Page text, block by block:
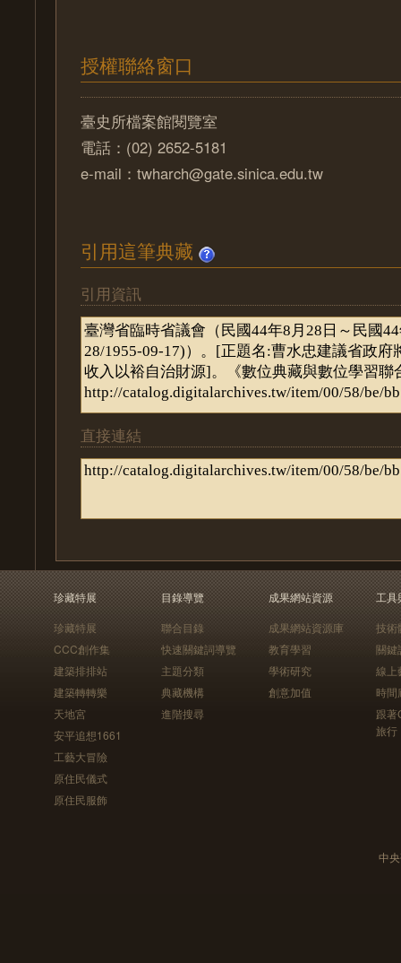
授權聯絡窗口
臺史所檔案館閱覽室
電話：(02) 2652-5181
e-mail：twharch@gate.sinica.edu.tw
引用這筆典藏
引用資訊
直接連結
珍藏特展
珍藏特展
CCC創作集
建築排排站
建築轉轉樂
天地宮
安平追想1661
工藝大冒險
原住民儀式
原住民服飾
目錄導覽
聯合目錄
快速關鍵詞導覽
主題分類
典藏機構
進階搜尋
成果網站資源
成果網站資源庫
教育學習
學術研究
創意加值
工具
技術
關鍵
線上
時間
跟
旅行
中